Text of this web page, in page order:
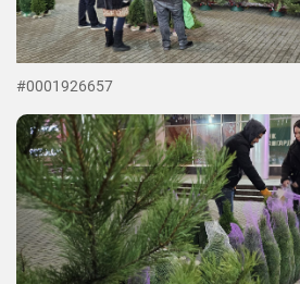
#0001926657